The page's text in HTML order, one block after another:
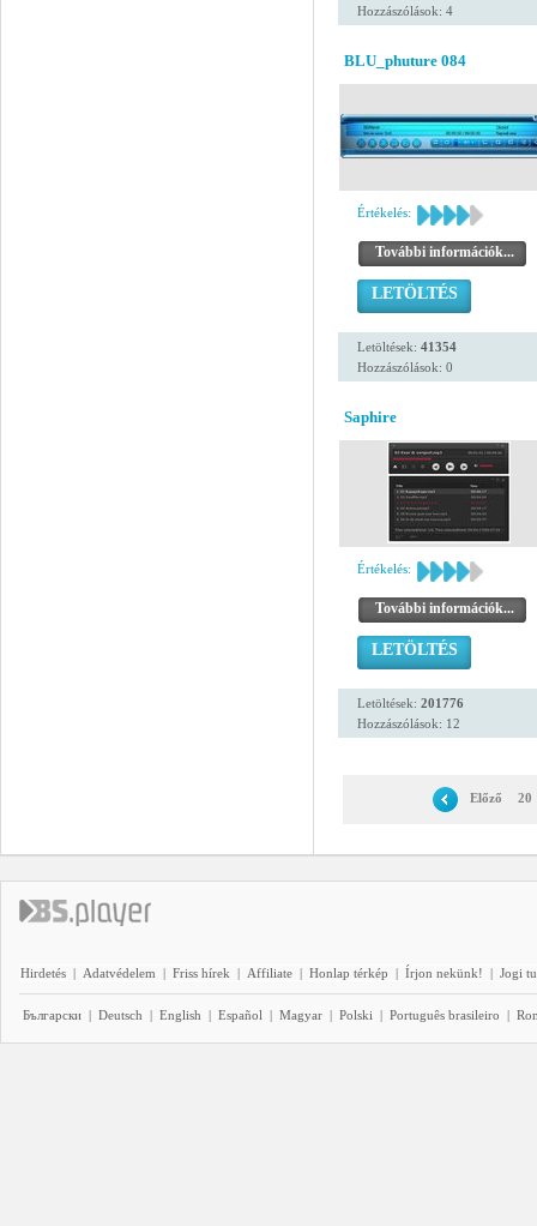
Hozzászólások: 4
BLU_phuture 084
Értékelés:
További információk...
LETÖLTÉS
Letöltések: 41354
Hozzászólások: 0
Saphire
Értékelés:
További információk...
LETÖLTÉS
Letöltések: 201776
Hozzászólások: 12
Előző 20
Hirdetés | Adatvédelem | Friss hírek | Affiliate | Honlap térkép | Írjon nekünk! | Jogi
Български | Deutsch | English | Español | Magyar | Polski | Português brasileiro |